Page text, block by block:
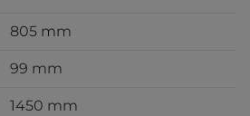
805 mm
99 mm
1450 mm